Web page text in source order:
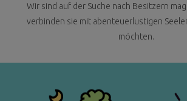
Wir sind auf der Suche nach Besitzern
verbinden sie mit abenteuerlustigen
möchten.